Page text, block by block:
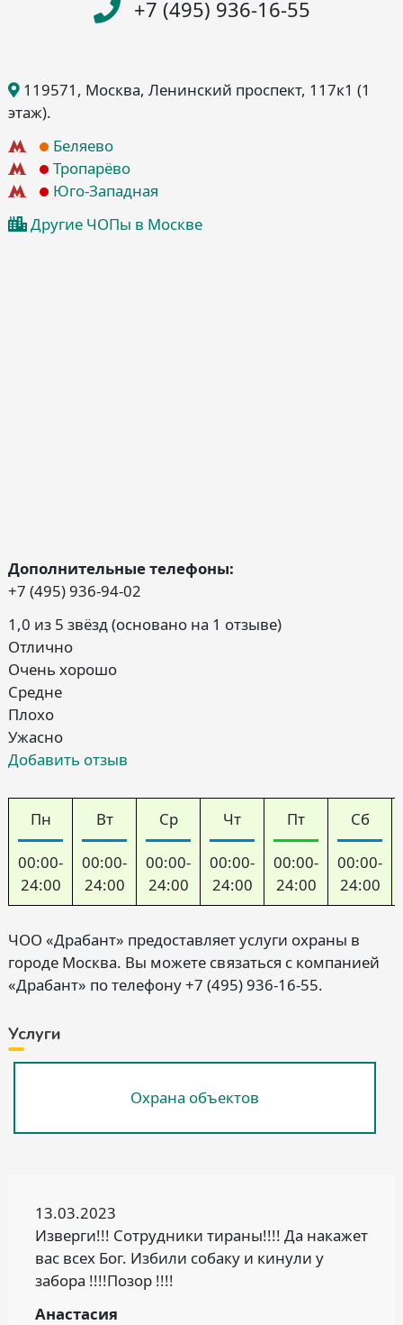
+7 (495) 936-16-55
119571 , Москва, Ленинский проспект, 117к1 (1
этаж).
Беляево
Тропарёво
Юго-Западная
Другие ЧОПы в Москве
Дополнительные телефоны:
+7 (495) 936-94-02
1,0 из 5 звёзд (основано на 1 отзыве)
Отлично
Очень хорошо
Средне
Плохо
Ужасно
Добавить отзыв
Пн
00:00-
24:00
Вт
00:00-
24:00
Ср
00:00-
24:00
Чт
00:00-
24:00
Пт
00:00-
24:00
Сб
00:00-
24:00
ЧОО «Драбант» предоставляет услуги охраны в
городе Москва. Вы можете связаться с компанией
«Драбант» по телефону +7 (495) 936-16-55.
Услуги
Охрана объектов
13.03.2023
Изверги!!! Сотрудники тираны!!!! Да накажет
вас всех Бог. Избили собаку и кинули у
забора !!!!Позор !!!!
Анастасия